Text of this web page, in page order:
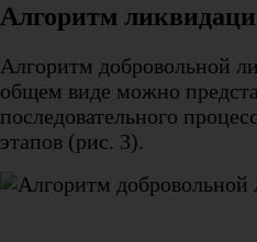
Алгоритм
Алгоритм добровольной
общем виде можно
последовательного
этапов (рис. 3).